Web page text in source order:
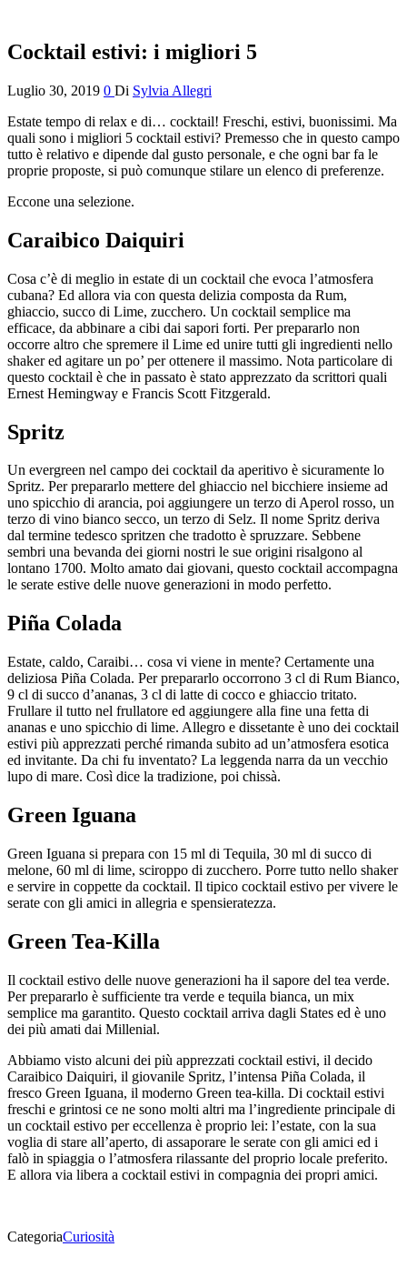
Cocktail estivi: i migliori 5
Luglio 30, 2019 0 Di Sylvia Allegri
Estate tempo di relax e di… cocktail! Freschi, estivi, buonissimi. Ma
quali sono i migliori 5 cocktail estivi? Premesso che in questo campo
tutto è relativo e dipende dal gusto personale, e che ogni bar fa le
proprie proposte, si può comunque stilare un elenco di preferenze.
Eccone una selezione.
Caraibico Daiquiri
Cosa c’è di meglio in estate di un cocktail che evoca l’atmosfera
cubana? Ed allora via con questa delizia composta da Rum,
ghiaccio, succo di Lime, zucchero. Un cocktail semplice ma
efficace, da abbinare a cibi dai sapori forti. Per prepararlo non
occorre altro che spremere il Lime ed unire tutti gli ingredienti nello
shaker ed agitare un po’ per ottenere il massimo. Nota particolare di
questo cocktail è che in passato è stato apprezzato da scrittori quali
Ernest Hemingway e Francis Scott Fitzgerald.
Spritz
Un evergreen nel campo dei cocktail da aperitivo è sicuramente lo
Spritz. Per prepararlo mettere del ghiaccio nel bicchiere insieme ad
uno spicchio di arancia, poi aggiungere un terzo di Aperol rosso, un
terzo di vino bianco secco, un terzo di Selz. Il nome Spritz deriva
dal termine tedesco spritzen che tradotto è spruzzare. Sebbene
sembri una bevanda dei giorni nostri le sue origini risalgono al
lontano 1700. Molto amato dai giovani, questo cocktail accompagna
le serate estive delle nuove generazioni in modo perfetto.
Piña Colada
Estate, caldo, Caraibi… cosa vi viene in mente? Certamente una
deliziosa Piña Colada. Per prepararlo occorrono 3 cl di Rum Bianco,
9 cl di succo d’ananas, 3 cl di latte di cocco e ghiaccio tritato.
Frullare il tutto nel frullatore ed aggiungere alla fine una fetta di
ananas e uno spicchio di lime. Allegro e dissetante è uno dei cocktail
estivi più apprezzati perché rimanda subito ad un’atmosfera esotica
ed invitante. Da chi fu inventato? La leggenda narra da un vecchio
lupo di mare. Così dice la tradizione, poi chissà.
Green Iguana
Green Iguana si prepara con 15 ml di Tequila, 30 ml di succo di
melone, 60 ml di lime, sciroppo di zucchero. Porre tutto nello shaker
e servire in coppette da cocktail. Il tipico cocktail estivo per vivere le
serate con gli amici in allegria e spensieratezza.
Green Tea-Killa
Il cocktail estivo delle nuove generazioni ha il sapore del tea verde.
Per prepararlo è sufficiente tra verde e tequila bianca, un mix
semplice ma garantito. Questo cocktail arriva dagli States ed è uno
dei più amati dai Millenial.
Abbiamo visto alcuni dei più apprezzati cocktail estivi, il decido
Caraibico Daiquiri, il giovanile Spritz, l’intensa Piña Colada, il
fresco Green Iguana, il moderno Green tea-killa. Di cocktail estivi
freschi e grintosi ce ne sono molti altri ma l’ingrediente principale di
un cocktail estivo per eccellenza è proprio lei: l’estate, con la sua
voglia di stare all’aperto, di assaporare le serate con gli amici ed i
falò in spiaggia o l’atmosfera rilassante del proprio locale preferito.
E allora via libera a cocktail estivi in compagnia dei propri amici.
CategoriaCuriosità